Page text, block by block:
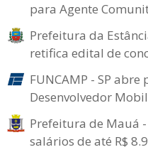
para Agente
Prefeitura da
retifica edital de
FUNCAMP - SP
Desenvolvedor
Prefeitura de Mauá
salários de até R$